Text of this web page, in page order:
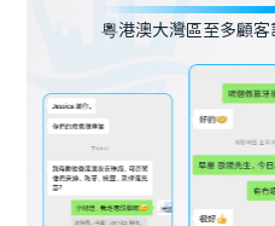
粵港澳大灣區至多顧